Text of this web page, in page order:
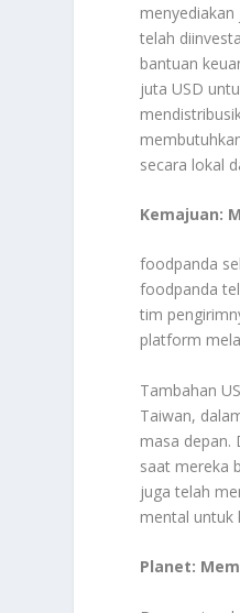
telah
bantuan
juta USD
secara lokal
Kemajuan:
foodpanda
foodpanda
tim
platform
Tambahan
Taiwan,
masa depan.
saat mereka
juga telah
mental untuk
Planet: